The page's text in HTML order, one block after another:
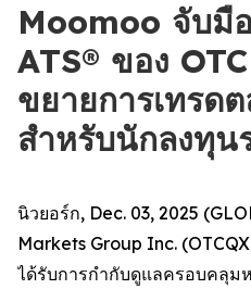
Moomoo จับมื
ATS® ของ
ขยายการเทรด
สำหรับนักลงทุน
นิวยอร์ก, Dec. 03, 2025
Markets Group Inc.
ได้รับการกำกับดูแลครอบคลุม